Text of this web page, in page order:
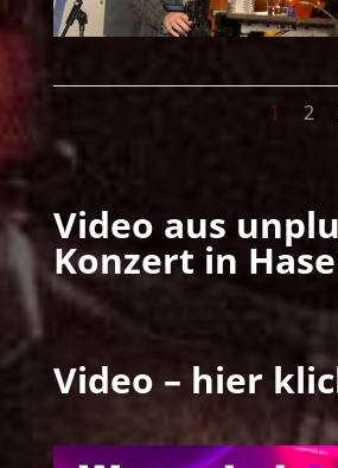
1 2
Video aus
Konzert in
Video – hier